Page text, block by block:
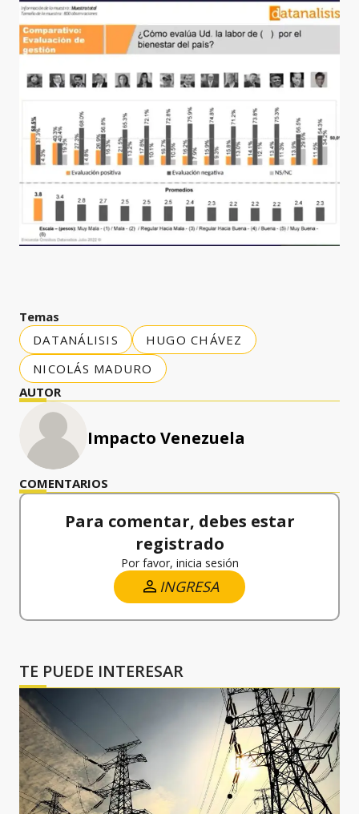
Temas
DATANÁLISIS
HUGO CHÁVEZ
NICOLÁS MADURO
AUTOR
Impacto Venezuela
COMENTARIOS
Para comentar, debes estar
registrado
Por favor, inicia sesión
INGRESA
TE PUEDE INTERESAR